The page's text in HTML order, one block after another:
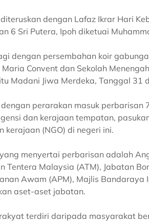
dengan Lafaz Ikrar Hari
6 Sri Putera, Ipoh diketuai
dengan persembahan koir
Convent dan Sekolah
Madani Jiwa Merdeka, Tanggal 31
perarakan masuk
dan kerajaan tempatan,
kerajaan (NGO) di negeri ini.
menyertai perbarisan adalah
Tentera Malaysia (ATM), Jabatan
Awam (APM), Majlis Bandaraya
aset-aset jabatan.
terdiri daripada masyarakat